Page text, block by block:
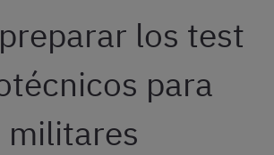
los test
para
militares